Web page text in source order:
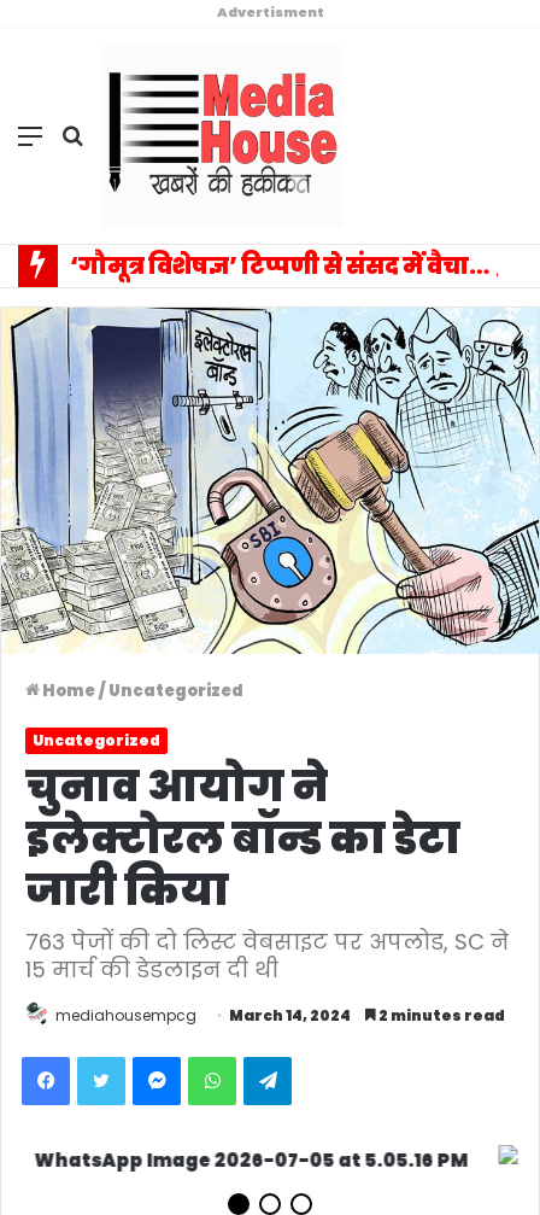
Advertisment
Menu Search
for
‘गौमूत्र विशेषज्ञ’ टिप्पणी से संसद में वैचारिक विस्फोट: प्रियंका गांधी के एक बयान ने बदला राजनीतिक विमर्श का पूरा परिदृश्य, सत्ता–विपक्ष आमने-सामने
Home/ Uncategorized
Uncategorized
चुनाव आयोग ने
इलेक्टोरल बॉन्ड का डेटा
जारी किया
763 पेजों की दो लिस्ट वेबसाइट पर अपलोड, SC ने
15 मार्च की डेडलाइन दी थी
mediahousempcg March 14, 2024 2 minutes read
Facebook Twitter Messenger WhatsApp